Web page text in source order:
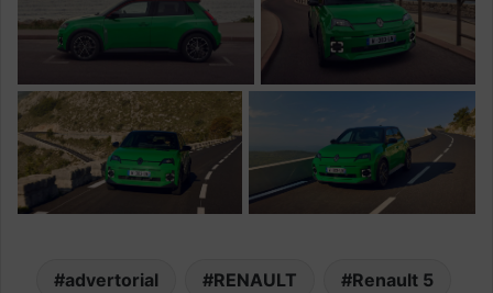
advertorial RENAULT Renault 5